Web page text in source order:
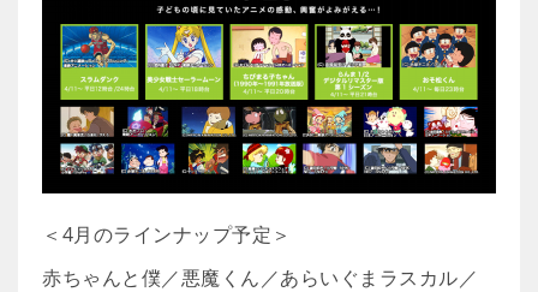
＜4月のラインナップ予定＞
赤ちゃんと僕／悪魔くん／あらいぐまラスカル／